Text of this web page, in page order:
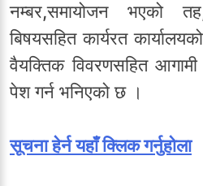
नम्बर,समायोजन भएको
बिषयसहित कार्यरत
वैयक्तिक विवरणसहित
पेश गर्न भनिएको छ ।
सूचना हेर्न यहाँ क्लिक गर्नुहोला